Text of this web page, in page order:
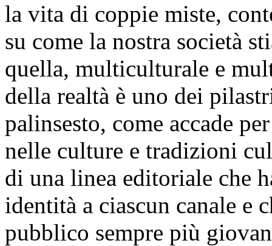
la vita di coppie miste,
su come la nostra società
quella, multiculturale e
della realtà è uno dei
palinsesto, come accade
nelle culture e tradizioni
di una linea editoriale che
identità a ciascun canale e
pubblico sempre più